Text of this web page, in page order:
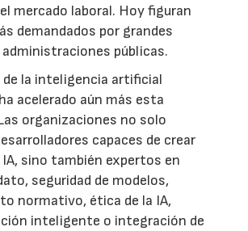
mercado laboral. Hoy figuran
demandados por grandes
administraciones públicas.
de la inteligencia artificial
acelerado aún más esta
organizaciones no solo
capaces de crear
sino también expertos en
seguridad de modelos,
normativo, ética de la IA,
inteligente o integración de